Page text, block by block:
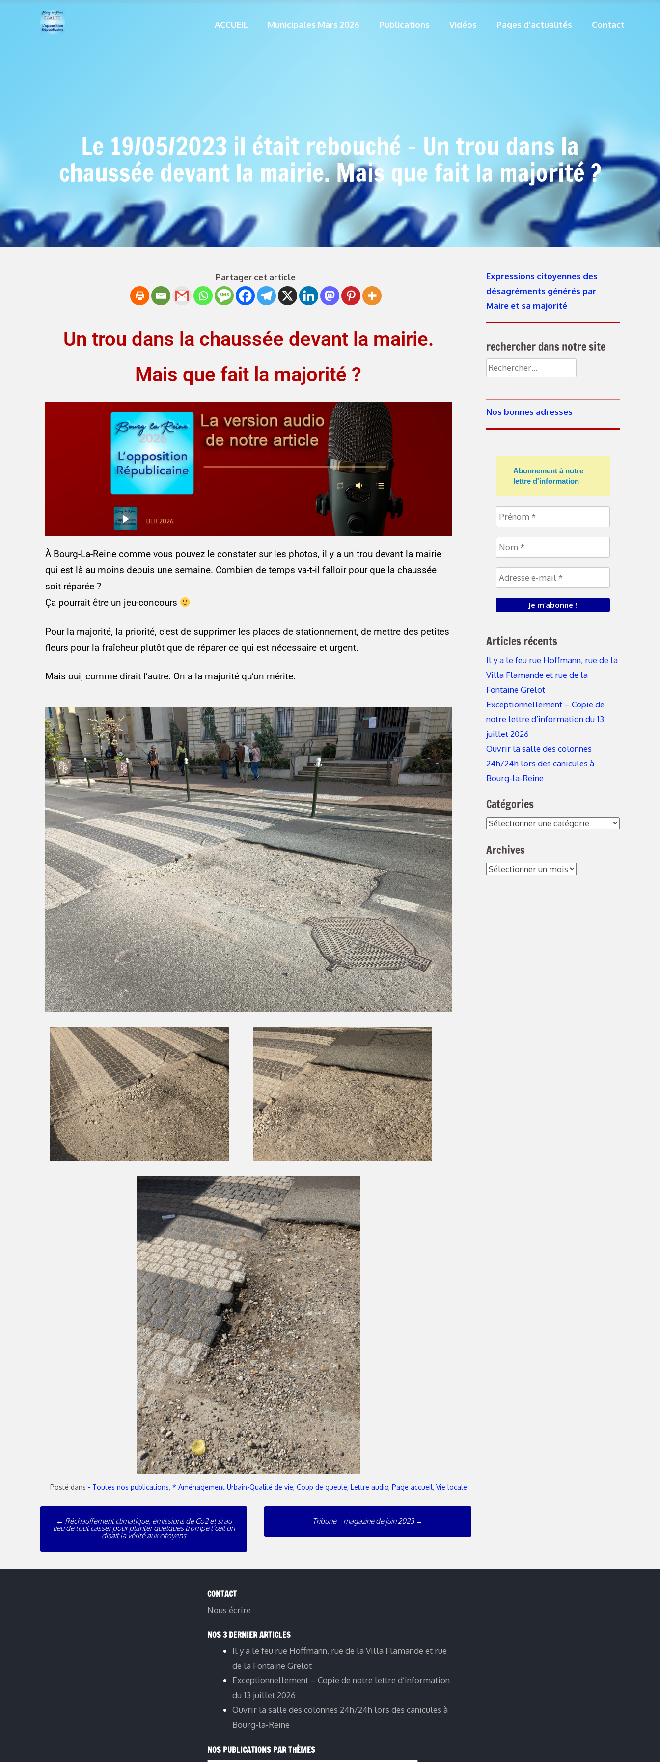
ACCUEIL Municipales Mars 2026 Publications Vidéos Pages d’actualités Contact
Le 19/05/2023 il était rebouché – Un trou dans la
chaussée devant la mairie. Mais que fait la majorité ?
Partager cet article
Un trou dans la chaussée devant la mairie.
Mais que fait la majorité ?
À Bourg-La-Reine comme vous pouvez le constater sur les photos, il y a un trou devant la mairie
qui est là au moins depuis une semaine. Combien de temps va-t-il falloir pour que la chaussée
soit réparée ?
Ça pourrait être un jeu-concours
Pour la majorité, la priorité, c’est de supprimer les places de stationnement, de mettre des petites
fleurs pour la fraîcheur plutôt que de réparer ce qui est nécessaire et urgent.
Mais oui, comme dirait l’autre. On a la majorité qu’on mérite.
Posté dans - Toutes nos publications, * Aménagement Urbain-Qualité de vie, Coup de gueule, Lettre audio, Page accueil, Vie locale
← Réchauffement climatique, émissions de Co2 et si au
lieu de tout casser pour planter quelques trompe l’œil on
disait la vérité aux citoyens
Tribune – magazine de juin 2023 →
Expressions citoyennes des
désagréments générés par
Maire et sa majorité
rechercher dans notre site
Nos bonnes adresses
Abonnement à notre
lettre d'information
Articles récents
Il y a le feu rue Hoffmann, rue de la
Villa Flamande et rue de la
Fontaine Grelot
Exceptionnellement – Copie de
notre lettre d’information du 13
juillet 2026
Ouvrir la salle des colonnes
24h/24h lors des canicules à
Bourg-la-Reine
Catégories
Archives
CONTACT
Nous écrire
NOS 3 DERNIER ARTICLES
Il y a le feu rue Hoffmann, rue de la Villa Flamande et rue
de la Fontaine Grelot
Exceptionnellement – Copie de notre lettre d’information
du 13 juillet 2026
Ouvrir la salle des colonnes 24h/24h lors des canicules à
Bourg-la-Reine
NOS PUBLICATIONS PAR THÈMES